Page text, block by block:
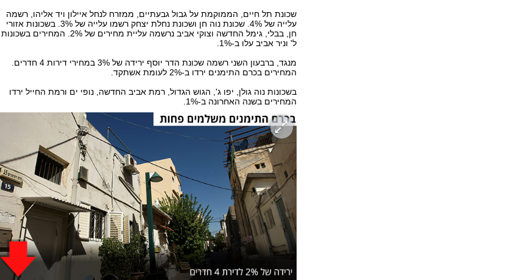
שכונת תל חיים, הממוקמת על גבול גבעתיים, ממזרח לנחל איילון ויד אליהו, רשמה
עלייה של 4%. שכונת נוה חן ושכונת נחלת יצחק רשמו עלייה של 3%. בשכונות אזורי
חן, בבלי, גימל החדשה וצוקי אביב נרשמה עליית מחירים של 2%. המחירים בשכונות
ל' וניר אביב עלו ב-1%.
מנגד, ברבעון השני רשמה שכונת הדר יוסף ירידה של 3% במחירי דירות 4 חדרים.
המחירים בכרם התימנים ירדו ב-2% לעומת אשתקד.
בשכונות נוה גולן, יפו ג', הגוש הגדול, רמת אביב החדשה, נופי ים ורמת החייל ירדו
המחירים בשנה האחרונה ב-1%.